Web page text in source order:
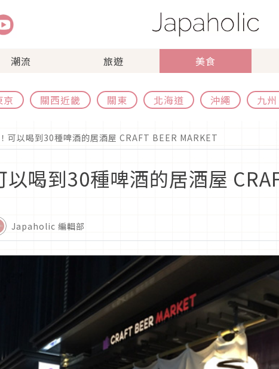
潮流 旅遊 美食
京 關西近畿 關東 北海道 沖繩 九州
可以喝到30種啤酒的居酒屋 CRAFT BEER MARKET
喝到30種啤酒的居酒屋
Japaholic 編輯部